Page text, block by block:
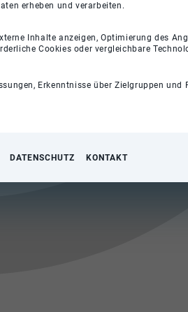
erheben und verarbeiten.
Inhalte anzeigen, Optimierung des
Cookies oder vergleichbare
Erkenntnisse über Zielgruppen und
DATENSCHUTZ KONTAKT